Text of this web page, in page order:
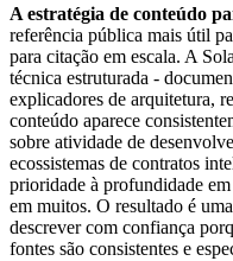
A estratégia de conteúdo
referência pública mais útil
para citação em escala. A
técnica estruturada -
explicadores de arquitetura,
conteúdo aparece
sobre atividade de
ecossistemas de contratos
prioridade à profundidade
em muitos. O resultado é
descrever com confiança
fontes são consistentes e